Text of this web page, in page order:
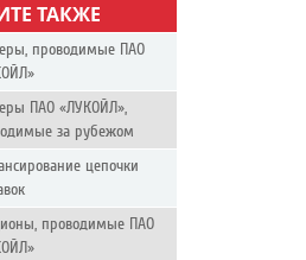
ТАКЖЕ
проводимые ПАО
ПАО «ЛУКОЙЛ»,
за рубежом
цепочки
проводимые ПАО